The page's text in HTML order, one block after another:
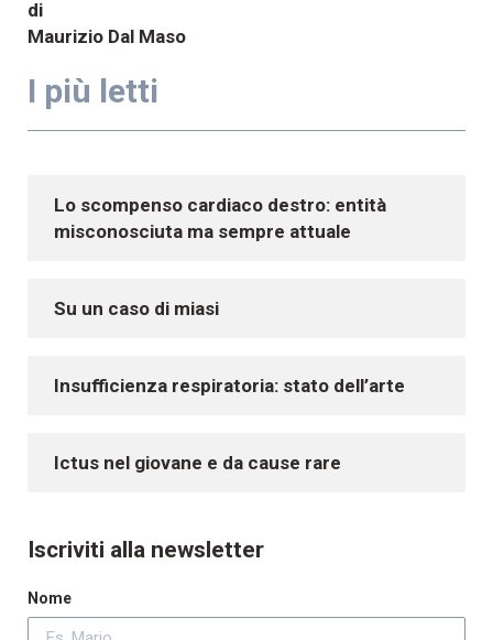
di
Maurizio Dal Maso
I più letti
Lo scompenso cardiaco destro: entità
misconosciuta ma sempre attuale
Su un caso di miasi
Insufficienza respiratoria: stato dell’arte
Ictus nel giovane e da cause rare
Iscriviti alla newsletter
Nome